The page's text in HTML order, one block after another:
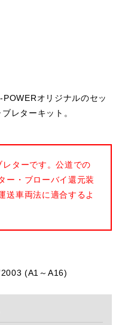
オリジナルのセッ
レターキット。
ターです。公道での
ー・ブローバイ還元装
送車両法に適合するよ
(A1～A16)